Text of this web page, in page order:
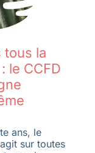
tous la
le CCFD
ans, le
sur toutes